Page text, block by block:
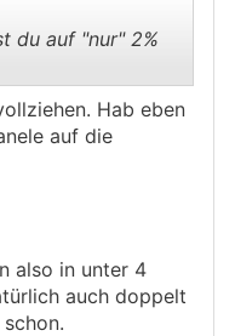
du auf "nur" 2%
Hab eben
auf die
also in unter 4
auch doppelt